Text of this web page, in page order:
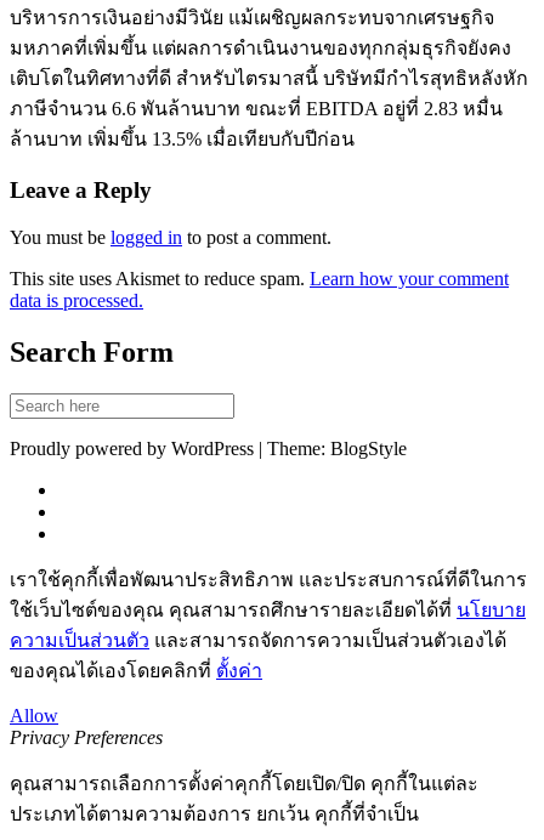
บริหารการเงินอย่างมีวินัย แม้เผชิญผลกระทบจากเศรษฐกิจ
มหภาคที่เพิ่มขึ้น แต่ผลการดำเนินงานของทุกกลุ่มธุรกิจยังคง
เติบโตในทิศทางที่ดี สำหรับไตรมาสนี้ บริษัทมีกำไรสุทธิหลังหัก
ภาษีจำนวน 6.6 พันล้านบาท ขณะที่ EBITDA อยู่ที่ 2.83 หมื่น
ล้านบาท เพิ่มขึ้น 13.5% เมื่อเทียบกับปีก่อน
Leave a Reply
You must be logged in to post a comment.
This site uses Akismet to reduce spam. Learn how your comment
data is processed.
Search Form
Proudly powered by WordPress | Theme: BlogStyle
เราใช้คุกกี้เพื่อพัฒนาประสิทธิภาพ และประสบการณ์ที่ดีในการ
ใช้เว็บไซต์ของคุณ คุณสามารถศึกษารายละเอียดได้ที่ นโยบาย
ความเป็นส่วนตัว และสามารถจัดการความเป็นส่วนตัวเองได้
ของคุณได้เองโดยคลิกที่ ตั้งค่า
Allow
Privacy Preferences
คุณสามารถเลือกการตั้งค่าคุกกี้โดยเปิด/ปิด คุกกี้ในแต่ละ
ประเภทได้ตามความต้องการ ยกเว้น คุกกี้ที่จำเป็น